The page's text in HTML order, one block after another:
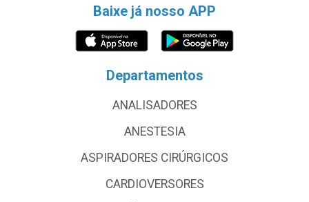
Baixe já nosso APP
Departamentos
ANALISADORES
ANESTESIA
ASPIRADORES CIRÚRGICOS
CARDIOVERSORES